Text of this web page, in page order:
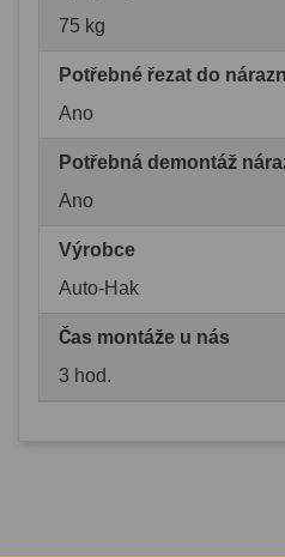
75 kg
Potřebné řezat do
Ano
Potřebná demontáž
Ano
Výrobce
Auto-Hak
Čas montáže u nás
3 hod.